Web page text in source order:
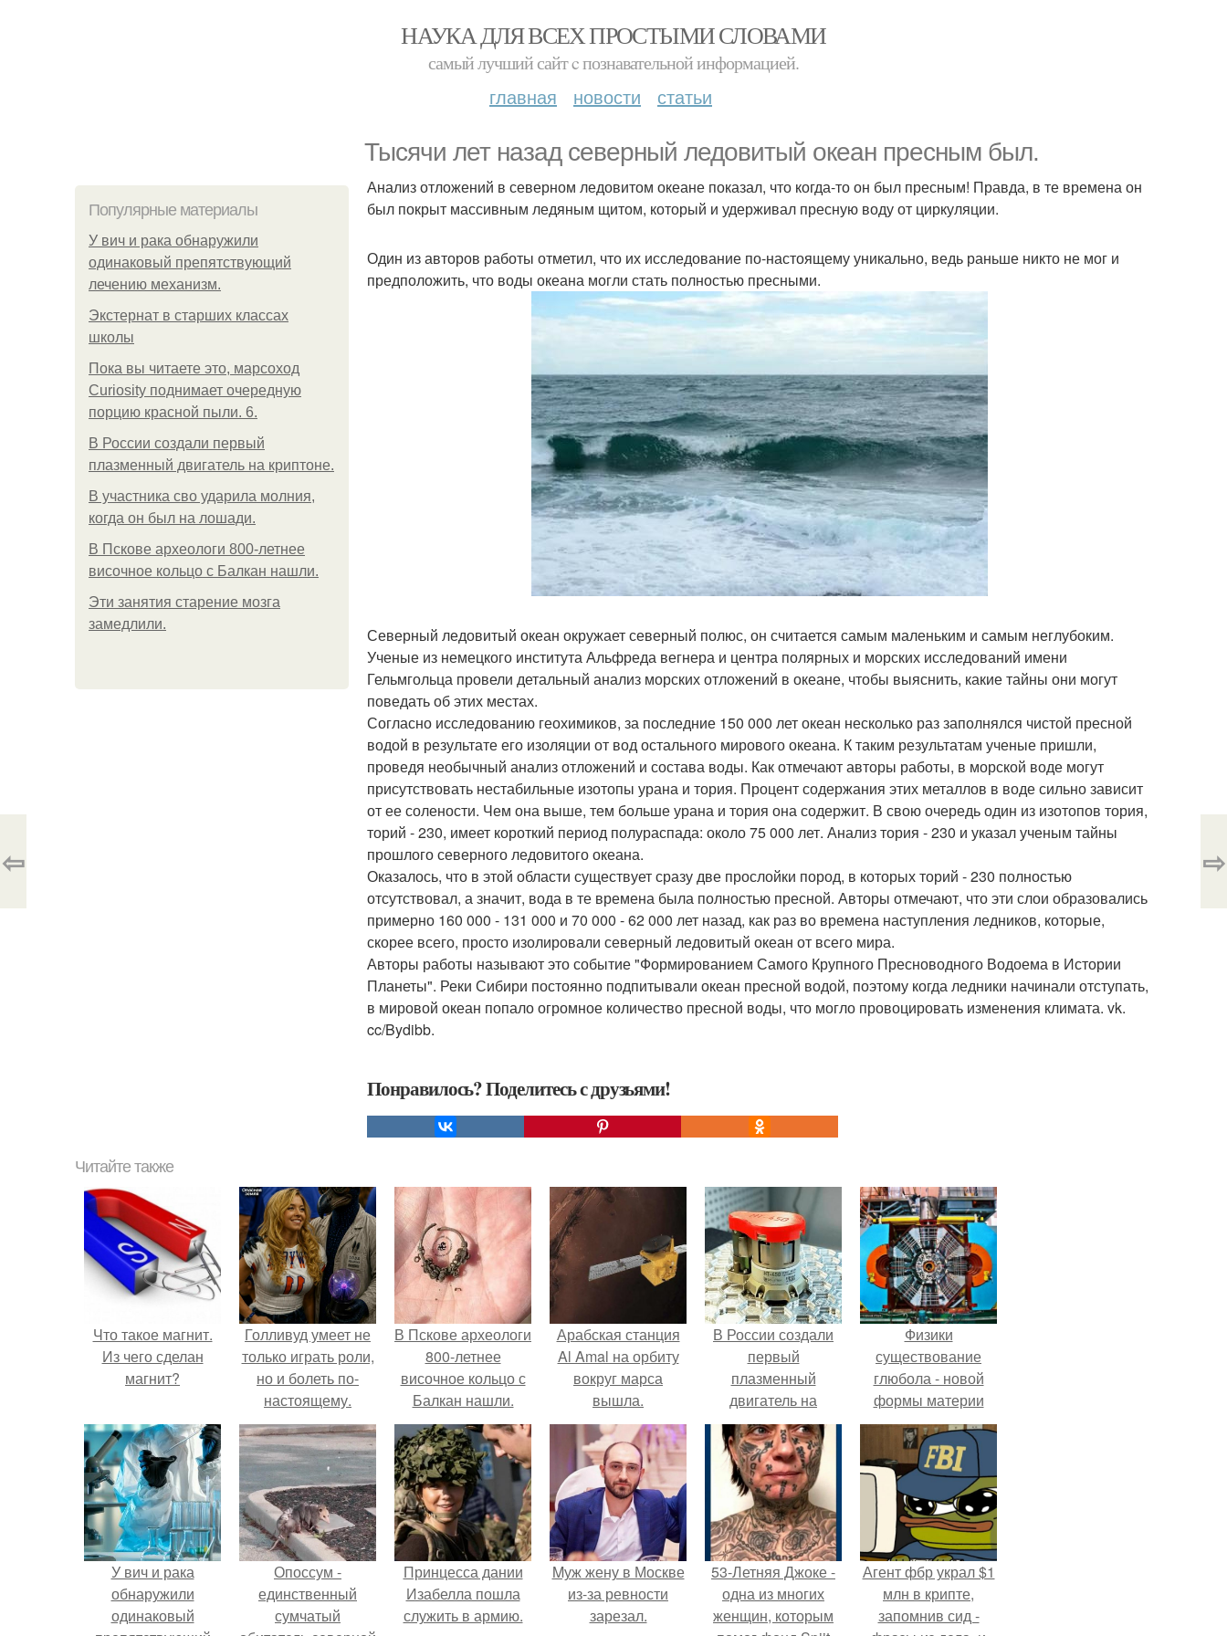
НАУКА ДЛЯ ВСЕХ ПРОСТЫМИ СЛОВАМИ
самый лучший сайт c познавательной информацией.
главная новости статьи
Тысячи лет назад северный ледовитый океан пресным был.
Популярные материалы
У вич и рака обнаружили
одинаковый препятствующий
лечению механизм.
Экстернат в старших классах
школы
Пока вы читаете это, марсоход
Curiosity поднимает очередную
порцию красной пыли. 6.
В России создали первый
плазменный двигатель на криптоне.
В участника сво ударила молния,
когда он был на лошади.
В Пскове археологи 800-летнее
височное кольцо с Балкан нашли.
Эти занятия старение мозга
замедлили.
Анализ отложений в северном ледовитом океане показал, что когда-то он был пресным! Правда, в те времена он
был покрыт массивным ледяным щитом, который и удерживал пресную воду от циркуляции.
Один из авторов работы отметил, что их исследование по-настоящему уникально, ведь раньше никто не мог и
предположить, что воды океана могли стать полностью пресными.
Северный ледовитый океан окружает северный полюс, он считается самым маленьким и самым неглубоким.
Ученые из немецкого института Альфреда вегнера и центра полярных и морских исследований имени
Гельмгольца провели детальный анализ морских отложений в океане, чтобы выяснить, какие тайны они могут
поведать об этих местах.
Согласно исследованию геохимиков, за последние 150 000 лет океан несколько раз заполнялся чистой пресной
водой в результате его изоляции от вод остального мирового океана. К таким результатам ученые пришли,
проведя необычный анализ отложений и состава воды. Как отмечают авторы работы, в морской воде могут
присутствовать нестабильные изотопы урана и тория. Процент содержания этих металлов в воде сильно зависит
от ее солености. Чем она выше, тем больше урана и тория она содержит. В свою очередь один из изотопов тория,
торий - 230, имеет короткий период полураспада: около 75 000 лет. Анализ тория - 230 и указал ученым тайны
прошлого северного ледовитого океана.
Оказалось, что в этой области существует сразу две прослойки пород, в которых торий - 230 полностью
отсутствовал, а значит, вода в те времена была полностью пресной. Авторы отмечают, что эти слои образовались
примерно 160 000 - 131 000 и 70 000 - 62 000 лет назад, как раз во времена наступления ледников, которые,
скорее всего, просто изолировали северный ледовитый океан от всего мира.
Авторы работы называют это событие "Формированием Самого Крупного Пресноводного Водоема в Истории
Планеты". Реки Сибири постоянно подпитывали океан пресной водой, поэтому когда ледники начинали отступать,
в мировой океан попало огромное количество пресной воды, что могло провоцировать изменения климата. vk.
cc/Bydibb.
Понравилось? Поделитесь с друзьями!
⇦ ⇨
Читайте также
Что такое магнит.
Из чего сделан
магнит?
Голливуд умеет не
только играть роли,
но и болеть по-
настоящему.
В Пскове археологи
800-летнее
височное кольцо с
Балкан нашли.
Арабская станция
Al Amal на орбиту
вокруг марса
вышла.
В России создали
первый
плазменный
двигатель на
криптоне.
Физики
существование
глюбола - новой
формы материи
подтвердили.
У вич и рака
обнаружили
одинаковый
Опоссум -
единственный
сумчатый
Принцесса дании
Изабелла пошла
служить в армию.
Mуж жену в Москве
из-за ревности
зарезал.
53-Летняя Джоке -
одна из многих
женщин, которым
Агент фбр украл $1
млн в крипте,
запомнив сид -